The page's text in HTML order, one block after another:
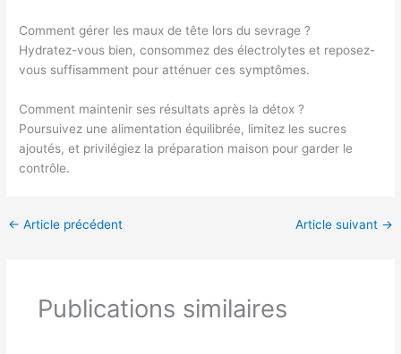
Comment gérer les maux de tête lors du sevrage ?
Hydratez-vous bien, consommez des électrolytes et reposez-
vous suffisamment pour atténuer ces symptômes.
Comment maintenir ses résultats après la détox ?
Poursuivez une alimentation équilibrée, limitez les sucres
ajoutés, et privilégiez la préparation maison pour garder le
contrôle.
← Article précédent Article suivant →
Publications similaires